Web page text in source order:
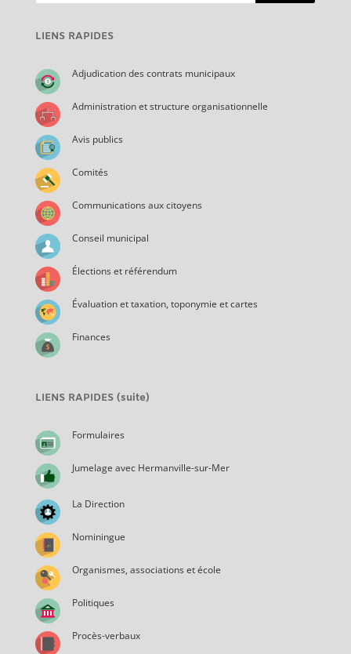
LIENS RAPIDES
Adjudication des contrats municipaux
Administration et structure organisationnelle
Avis publics
Comités
Communications aux citoyens
Conseil municipal
Élections et référendum
Évaluation et taxation, toponymie et cartes
Finances
LIENS RAPIDES (suite)
Formulaires
Jumelage avec Hermanville-sur-Mer
La Direction
Nominingue
Organismes, associations et école
Politiques
Procès-verbaux